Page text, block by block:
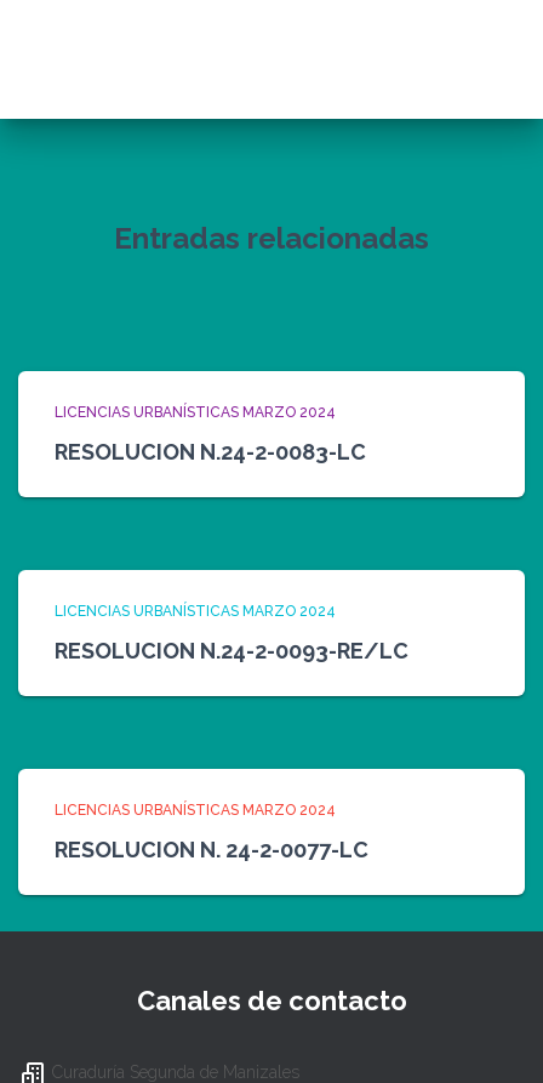
Entradas relacionadas
LICENCIAS URBANÍSTICAS MARZO 2024
RESOLUCION N.24-2-0083-LC
LICENCIAS URBANÍSTICAS MARZO 2024
RESOLUCION N.24-2-0093-RE/LC
LICENCIAS URBANÍSTICAS MARZO 2024
RESOLUCION N. 24-2-0077-LC
Canales de contacto
Curaduría Segunda de Manizales